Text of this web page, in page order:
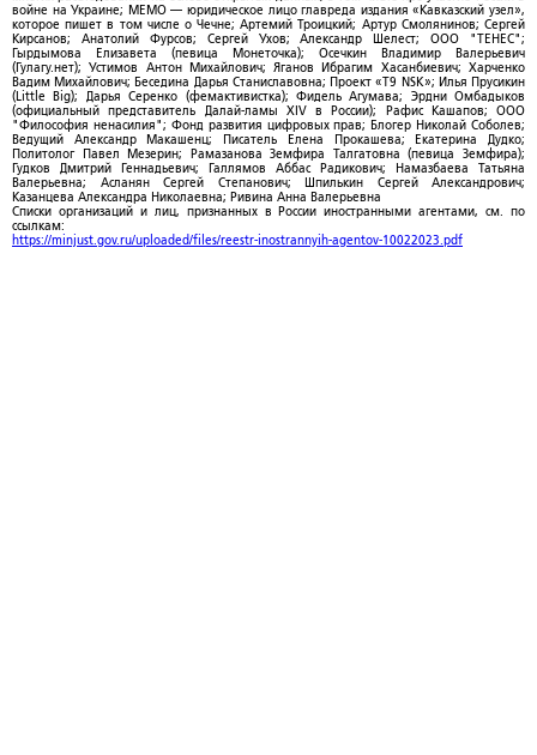
войне на Украине; МЕМО — юридическое лицо главреда издания «Кавказский узел»,
которое пишет в том числе о Чечне; Артемий Троицкий; Артур Смолянинов; Сергей
Кирсанов; Анатолий Фурсов; Сергей Ухов; Александр Шелест; ООО "ТЕНЕС";
Гырдымова Елизавета (певица Монеточка); Осечкин Владимир Валерьевич
(Гулагу.нет); Устимов Антон Михайлович; Яганов Ибрагим Хасанбиевич; Харченко
Вадим Михайлович; Беседина Дарья Станиславовна; Проект «T9 NSK»; Илья Прусикин
(Little Big); Дарья Серенко (фемактивистка); Фидель Агумава; Эрдни Омбадыков
(официальный представитель Далай-ламы XIV в России); Рафис Кашапов; ООО
"Философия ненасилия"; Фонд развития цифровых прав; Блогер Николай Соболев;
Ведущий Александр Макашенц; Писатель Елена Прокашева; Екатерина Дудко;
Политолог Павел Мезерин; Рамазанова Земфира Талгатовна (певица Земфира);
Гудков Дмитрий Геннадьевич; Галлямов Аббас Радикович; Намазбаева Татьяна
Валерьевна; Асланян Сергей Степанович; Шпилькин Сергей Александрович;
Казанцева Александра Николаевна; Ривина Анна Валерьевна
Списки организаций и лиц, признанных в России иностранными агентами, см. по
ссылкам:
https://minjust.gov.ru/uploaded/files/reestr-inostrannyih-agentov-10022023.pdf